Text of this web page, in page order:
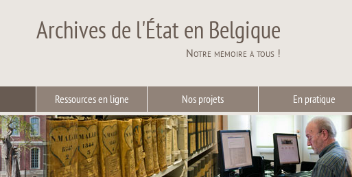
Archives de l'État en Belgique
Notre mémoire à tous !
Ressources en ligne Nos projets En pratique